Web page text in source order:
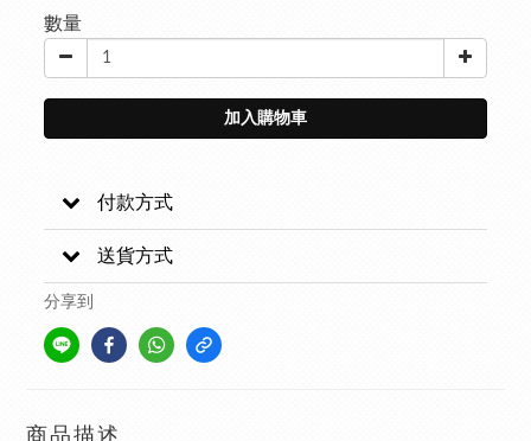
數量
加入購物車
付款方式
送貨方式
分享到
商品描述